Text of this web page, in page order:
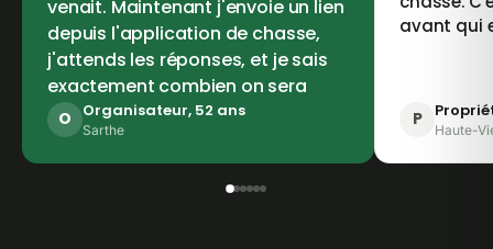
venait. Maintenant j'envoie un lien
depuis l'application de chasse,
j'attends les réponses, et je sais
exactement combien on sera
O Organisateur, 52 ans
Sarthe
avant qui
P
Haute-